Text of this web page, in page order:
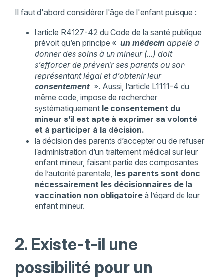
Il faut d'abord considérer l'âge de l'enfant puisque :
l’article R4127-42 du Code de la santé publique
prévoit qu’en principe « un médecinappelé à
donner des soins à un mineur (...) doit
s’efforcer de prévenir ses parents ou son
représentant légal et d’obtenir leur
consentement ». Aussi, l’article L1111-4 du
même code, impose de rechercher
systématiquement le consentement du
mineur s’il est apte à exprimer sa volonté
et à participer à la décision.
la décision des parents d’accepter ou de refuser
l’administration d’un traitement médical sur leur
enfant mineur, faisant partie des composantes
de l’autorité parentale, les parents sont donc
nécessairement les décisionnaires de la
vaccination non obligatoireà l’égard de leur
enfant mineur.
2. Existe-t-il une
possibilité pour un